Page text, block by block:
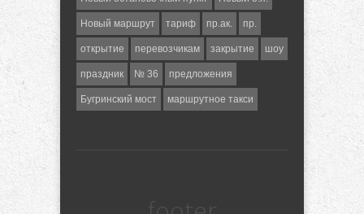
Новый маршрут тариф пр.ак. пр.
открытие перевозчикам закрытие шоу
праздник № 36 предложения
Бугринский мост маршрутное такси